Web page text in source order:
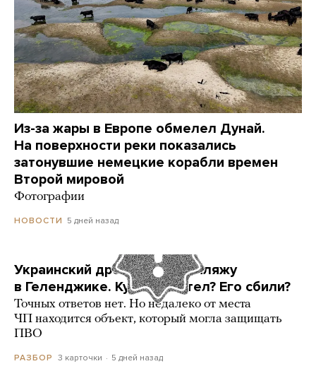
Из-за жары в Европе обмелел Дунай.
На поверхности реки показались
затонувшие немецкие корабли времен
Второй мировой
Фотографии
НОВОСТИ 5 дней назад
Украинский дрон попал по пляжу
в Геленджике. Куда он летел? Его сбили?
Точных ответов нет. Но недалеко от места
ЧП находится объект, который могла защищать
ПВО
РАЗБОР 3 карточки 5 дней назад